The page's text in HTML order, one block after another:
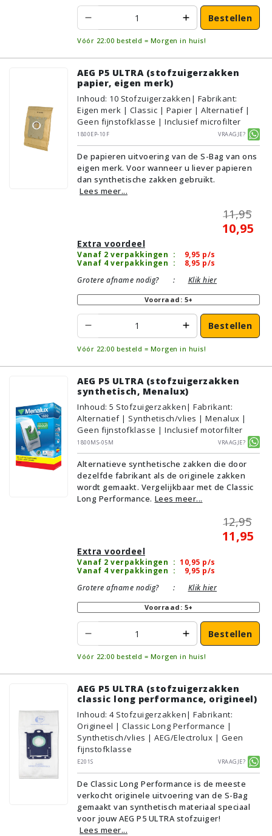
Bestellen
Vóór 22:00 besteld = Morgen in huis!
AEG P5 ULTRA (stofzuigerzakken
papier, eigen merk)
Inhoud: 10 Stofzuigerzakken | Fabrikant:
Eigen merk | Classic | Papier | Alternatief |
Geen fijnstofklasse | Inclusief microfilter
1800EP-10F
Vraagje?
De papieren uitvoering van de S-Bag van ons
eigen merk. Voor wanneer u liever papieren
dan synthetische zakken gebruikt.
Lees meer...
11,95
10,95
Extra voordeel
Vanaf 2 verpakkingen : 9,95 p/s
Vanaf 4 verpakkingen : 8,95 p/s
Grotere afname nodig?
: Klik hier
Voorraad: 5+
Bestellen
Vóór 22:00 besteld = Morgen in huis!
AEG P5 ULTRA (stofzuigerzakken
synthetisch, Menalux)
Inhoud: 5 Stofzuigerzakken| Fabrikant:
Alternatief | Synthetisch/vlies | Menalux |
Geen fijnstofklasse | Inclusief motorfilter
1800MS-05M
Vraagje?
Alternatieve synthetische zakken die door
dezelfde fabrikant als de originele zakken
wordt gemaakt. Vergelijkbaar met de Classic
Long Performance. Lees meer...
12,95
11,95
Extra voordeel
Vanaf 2 verpakkingen : 10,95 p/s
Vanaf 4 verpakkingen : 9,95 p/s
Grotere afname nodig?
: Klik hier
Voorraad: 5+
Bestellen
Vóór 22:00 besteld = Morgen in huis!
AEG P5 ULTRA (stofzuigerzakken
classic long performance, origineel)
Inhoud: 4 Stofzuigerzakken| Fabrikant:
Origineel | Classic Long Performance |
Synthetisch/vlies | AEG/Electrolux | Geen
fijnstofklasse
E201S
Vraagje?
De Classic Long Performance is de meeste
verkocht originele uitvoering van de S-Bag
gemaakt van synthetisch materiaal speciaal
voor jouw AEG P5 ULTRA stofzuiger!
Lees meer...